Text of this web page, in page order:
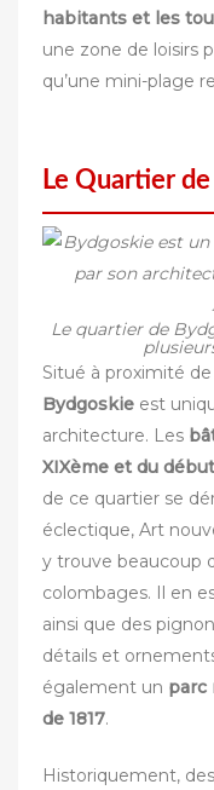
habitants et les
une zone de loisirs
qu’une mini-plage
Le Quartier
Le quartier de
Situé à proximité de
Bydgoskie est
architecture. Les
XIXème et du
de ce quartier se
éclectique, Art
y trouve beaucoup
colombages. Il en
ainsi que des
détails et
également un parc
de 1817.
Historiquement,